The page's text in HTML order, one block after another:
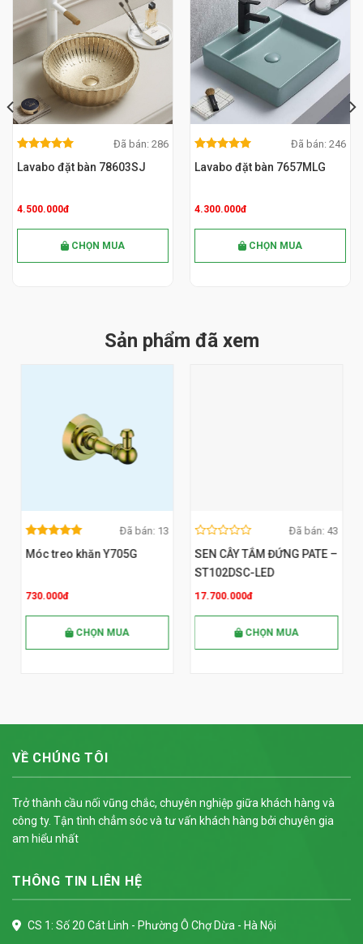
5.00out
of 5
MUA NGAY
5.00
out
of 5
Đã bán: 286
Lavabo đặt bàn 78603SJ
4.500.000đ
CHỌN MUA
5.00out
of 5
MUA NGAY
5.00
out
of 5
Đã bán: 246
Lavabo đặt bàn 7657MLG
4.300.000đ
CHỌN MUA
Sản phẩm đã xem
5.00out
of 5
MUA NGAY
5.00
of 5
Đã bán: 13
Móc treo khăn Y705G
730.000đ
CHỌN MUA
out
of
5
MUA NGAY
0
out
of
Đã bán: 43
SEN CÂY TẮM ĐỨNG PATE –
ST102DSC-LED
17.700.000đ
CHỌN MUA
VỀ CHÚNG TÔI
Trở thành cầu nối vũng chắc, chuyên nghiệp giữa khách hàng và
công ty. Tận tình chẳm sóc và tư vấn khách hàng bởi chuyên gia
am hiểu nhất
THÔNG TIN LIÊN HỆ
CS 1: Số 20 Cát Linh - Phường Ô Chợ Dừa - Hà Nội